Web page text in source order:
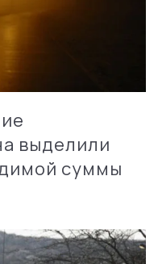
выделили
суммы